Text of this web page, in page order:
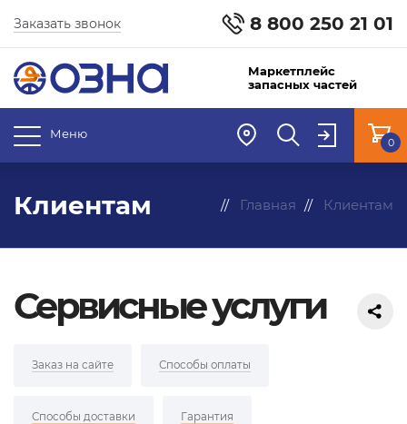
8 800 250 21 01
Заказать звонок
Маркетплейс
запасных частей
Меню
0
Клиентам Главная Клиентам
Сервисные услуги
Заказ на сайте Способы оплаты
Способы доставки Гарантия